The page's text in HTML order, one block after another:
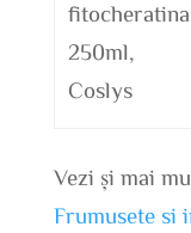
fitocheratina,
250ml,
Coslys
Vezi și mai
Frumusete si